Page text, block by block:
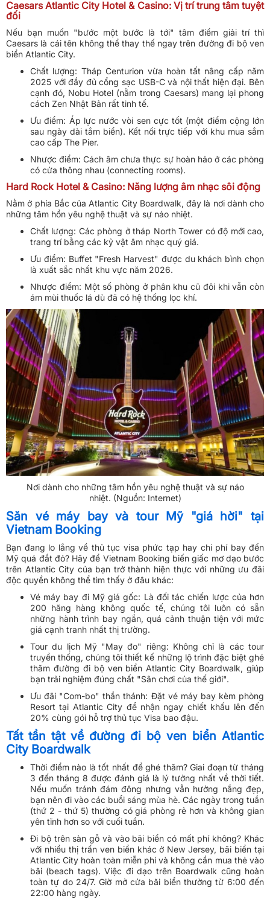
Caesars Atlantic City Hotel & Casino: Vị trí trung tâm tuyệt
đối
Nếu bạn muốn "bước một bước là tới" tâm điểm giải trí thì
Caesars là cái tên không thể thay thế ngay trên đường đi bộ ven
biển Atlantic City.
Chất lượng: Tháp Centurion vừa hoàn tất nâng cấp năm
2025 với đầy đủ cổng sạc USB-C và nội thất hiện đại. Bên
cạnh đó, Nobu Hotel (nằm trong Caesars) mang lại phong
cách Zen Nhật Bản rất tinh tế.
Ưu điểm: Áp lực nước vòi sen cực tốt (một điểm cộng lớn
sau ngày dài tắm biển). Kết nối trực tiếp với khu mua sắm
cao cấp The Pier.
Nhược điểm: Cách âm chưa thực sự hoàn hảo ở các phòng
có cửa thông nhau (connecting rooms).
Hard Rock Hotel & Casino: Năng lượng âm nhạc sôi động
Nằm ở phía Bắc của Atlantic City Boardwalk, đây là nơi dành cho
những tâm hồn yêu nghệ thuật và sự náo nhiệt.
Chất lượng: Các phòng ở tháp North Tower có độ mới cao,
trang trí bằng các kỷ vật âm nhạc quý giá.
Ưu điểm: Buffet "Fresh Harvest" được du khách bình chọn
là xuất sắc nhất khu vực năm 2026.
Nhược điểm: Một số phòng ở phân khu cũ đôi khi vẫn còn
ám mùi thuốc lá dù đã có hệ thống lọc khí.
Nơi dành cho những tâm hồn yêu nghệ thuật và sự náo
nhiệt. (Nguồn: Internet)
Săn vé máy bay và tour Mỹ "giá hời" tại
Vietnam Booking
Bạn đang lo lắng về thủ tục visa phức tạp hay chi phí bay đến
Mỹ quá đắt đỏ? Hãy để Vietnam Booking biến giấc mơ dạo bước
trên Atlantic City của bạn trở thành hiện thực với những ưu đãi
độc quyền không thể tìm thấy ở đâu khác:
Vé máy bay đi Mỹ giá gốc: Là đối tác chiến lược của hơn
200 hãng hàng không quốc tế, chúng tôi luôn có sẵn
những hành trình bay ngắn, quá cảnh thuận tiện với mức
giá cạnh tranh nhất thị trường.
Tour du lịch Mỹ "May đo" riêng: Không chỉ là các tour
truyền thống, chúng tôi thiết kế những lộ trình đặc biệt ghé
thăm đường đi bộ ven biển Atlantic City Boardwalk, giúp
bạn trải nghiệm đúng chất "Sân chơi của thế giới".
Ưu đãi "Com-bo" thần thánh: Đặt vé máy bay kèm phòng
Resort tại Atlantic City để nhận ngay chiết khấu lên đến
20% cùng gói hỗ trợ thủ tục Visa bao đậu.
Tất tần tật về đường đi bộ ven biển Atlantic
City Boardwalk
Thời điểm nào là tốt nhất để ghé thăm? Giai đoạn từ tháng
3 đến tháng 8 được đánh giá là lý tưởng nhất về thời tiết.
Nếu muốn tránh đám đông nhưng vẫn hưởng nắng đẹp,
bạn nên đi vào các buổi sáng mùa hè. Các ngày trong tuần
(thứ 2 - thứ 5) thường có giá phòng rẻ hơn và không gian
yên tĩnh hơn so với cuối tuần.
Đi bộ trên sàn gỗ và vào bãi biển có mất phí không? Khác
với nhiều thị trấn ven biển khác ở New Jersey, bãi biển tại
Atlantic City hoàn toàn miễn phí và không cần mua thẻ vào
bãi (beach tags). Việc đi dạo trên Boardwalk cũng hoàn
toàn tự do 24/7. Giờ mở cửa bãi biển thường từ 6:00 đến
22:00 hàng ngày.